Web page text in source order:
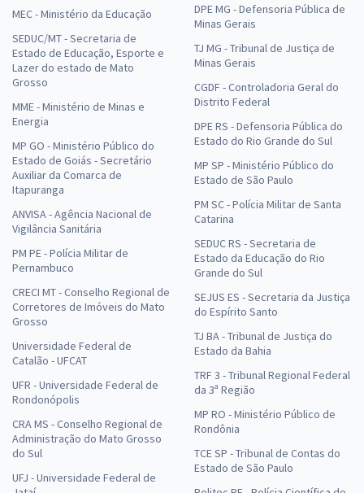
MEC - Ministério da Educação
SEDUC/MT - Secretaria de
Estado de Educação, Esporte e
Lazer do estado de Mato
Grosso
MME - Ministério de Minas e
Energia
MP GO - Ministério Público do
Estado de Goiás - Secretário
Auxiliar da Comarca de
Itapuranga
ANVISA - Agência Nacional de
Vigilância Sanitária
PM PE - Polícia Militar de
Pernambuco
CRECI MT - Conselho Regional de
Corretores de Imóveis do Mato
Grosso
Universidade Federal de
Catalão - UFCAT
UFR - Universidade Federal de
Rondonópolis
CRA MS - Conselho Regional de
Administração do Mato Grosso
do Sul
UFJ - Universidade Federal de
DPE MG - Defensoria Pública de
Minas Gerais
TJ MG - Tribunal de Justiça de
Minas Gerais
CGDF - Controladoria Geral do
Distrito Federal
DPE RS - Defensoria Pública do
Estado do Rio Grande do Sul
MP SP - Ministério Público do
Estado de São Paulo
PM SC - Polícia Militar de Santa
Catarina
SEDUC RS - Secretaria de
Estado da Educação do Rio
Grande do Sul
SEJUS ES - Secretaria da Justiça
do Espírito Santo
TJ BA - Tribunal de Justiça do
Estado da Bahia
TRF 3 - Tribunal Regional Federal
da 3ª Região
MP RO - Ministério Público de
Rondônia
TCE SP - Tribunal de Contas do
Estado de São Paulo